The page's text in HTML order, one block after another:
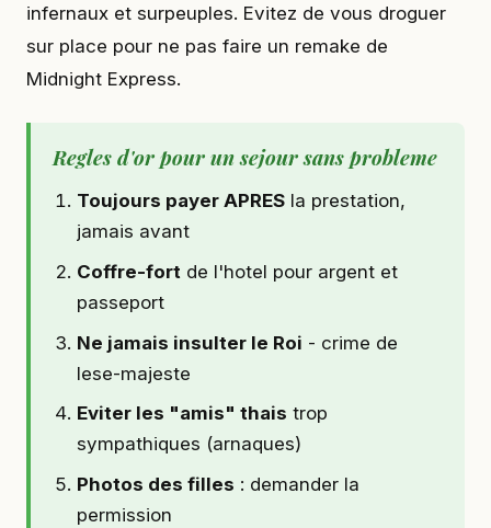
infernaux et surpeuples. Evitez de vous droguer
sur place pour ne pas faire un remake de
Midnight Express.
Regles d'or pour un sejour sans probleme
Toujours payer APRES la prestation,
jamais avant
Coffre-fort de l'hotel pour argent et
passeport
Ne jamais insulter le Roi - crime de
lese-majeste
Eviter les "amis" thais trop
sympathiques (arnaques)
Photos des filles : demander la
permission